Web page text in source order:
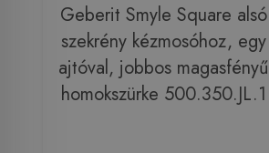
Geberit Smyle Square alsó
szekrény kézmosóhoz, egy
ajtóval, jobbos magasfényű
homokszürke 500.350.JL.1